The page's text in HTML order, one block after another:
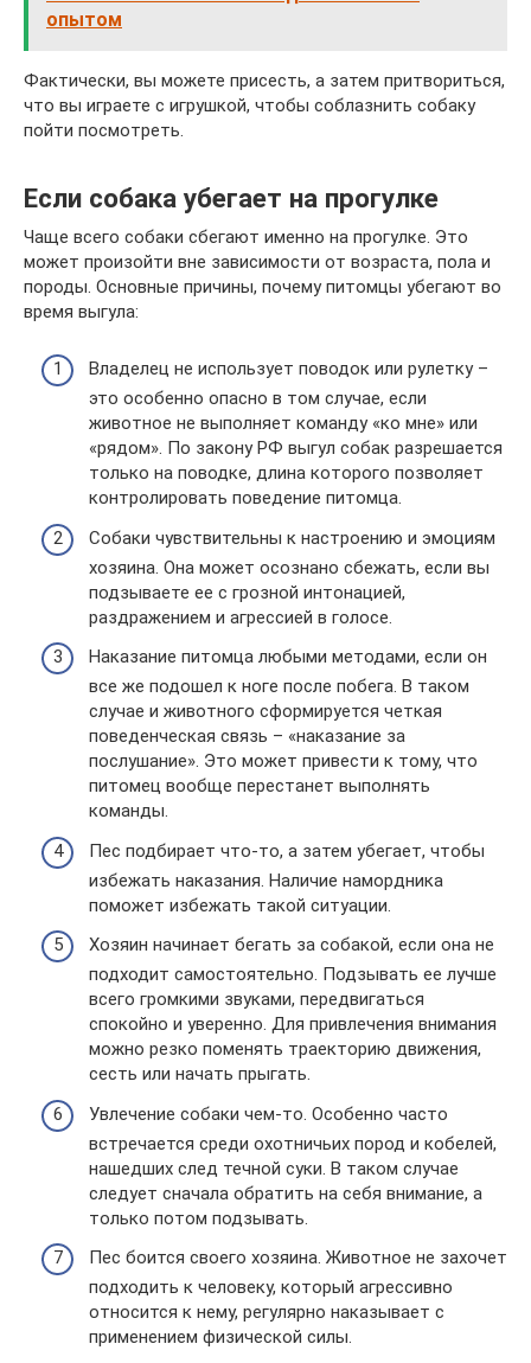
опытом
Фактически, вы можете присесть, а затем притвориться,
что вы играете с игрушкой, чтобы соблазнить собаку
пойти посмотреть.
Если собака убегает на прогулке
Чаще всего собаки сбегают именно на прогулке. Это
может произойти вне зависимости от возраста, пола и
породы. Основные причины, почему питомцы убегают во
время выгула:
Владелец не использует поводок или рулетку –
это особенно опасно в том случае, если
животное не выполняет команду «ко мне» или
«рядом». По закону РФ выгул собак разрешается
только на поводке, длина которого позволяет
контролировать поведение питомца.
Собаки чувствительны к настроению и эмоциям
хозяина. Она может осознано сбежать, если вы
подзываете ее с грозной интонацией,
раздражением и агрессией в голосе.
Наказание питомца любыми методами, если он
все же подошел к ноге после побега. В таком
случае и животного сформируется четкая
поведенческая связь – «наказание за
послушание». Это может привести к тому, что
питомец вообще перестанет выполнять
команды.
Пес подбирает что-то, а затем убегает, чтобы
избежать наказания. Наличие намордника
поможет избежать такой ситуации.
Хозяин начинает бегать за собакой, если она не
подходит самостоятельно. Подзывать ее лучше
всего громкими звуками, передвигаться
спокойно и уверенно. Для привлечения внимания
можно резко поменять траекторию движения,
сесть или начать прыгать.
Увлечение собаки чем-то. Особенно часто
встречается среди охотничьих пород и кобелей,
нашедших след течной суки. В таком случае
следует сначала обратить на себя внимание, а
только потом подзывать.
Пес боится своего хозяина. Животное не захочет
подходить к человеку, который агрессивно
относится к нему, регулярно наказывает с
применением физической силы.